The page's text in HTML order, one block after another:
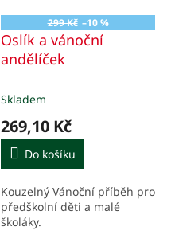
299 Kč –10 %
Oslík a vánoční
andělíček
Skladem
269,10 Kč
Do košíku
Kouzelný Vánoční příběh pro
předškolní děti a malé
školáky.